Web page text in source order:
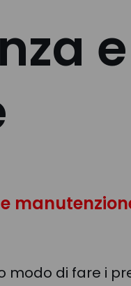
e
modo di fare i